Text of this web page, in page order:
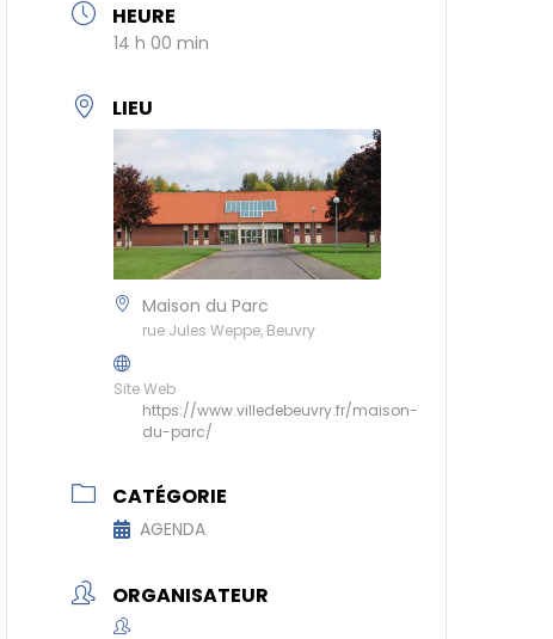
HEURE
14 h 00 min
LIEU
Maison du Parc
rue Jules Weppe, Beuvry
Site Web
https://www.villedebeuvry.fr/maison-
du-parc/
CATÉGORIE
AGENDA
ORGANISATEUR